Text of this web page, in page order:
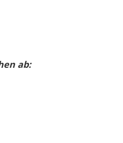
ab: